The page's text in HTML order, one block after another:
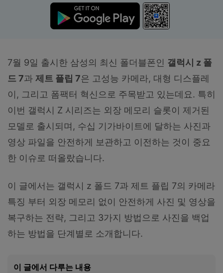
7월 9일 출시한 삼성의 최신 폴더블폰인 갤럭시 z 폴
드7과 제트 플립 7은 고성능 카메라, 대형 디스플레
이, 그리고 폼팩터 혁신으로 주목받고 있는데요. 특히
이번 갤럭시 Z 시리즈는 외장 메모리 슬롯이 제거된
모델로 출시되며, 수십 기가바이트에 달하는 사진과
영상 파일을 안전하게 보관하고 이전하는 것이 중요
한 이슈로 떠올랐습니다.
이 글에서는 갤럭시 z 폴드 7과 제트 플립 7의 카메라
특징 부터 외장 메모리 없이 안전하게 사진 및 영상을
복구하는 전략, 그리고 3가지 방법으로 사진을 백업
하는 방법을 단계별로 소개합니다.
이 글에서 다루는 내용